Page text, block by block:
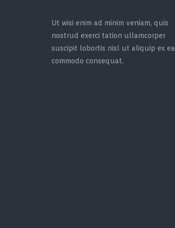
Ut wisi enim ad minim veniam, quis
nostrud exerci tation ullamcorper
suscipit lobortis nisl ut aliquip ex ea
commodo consequat.